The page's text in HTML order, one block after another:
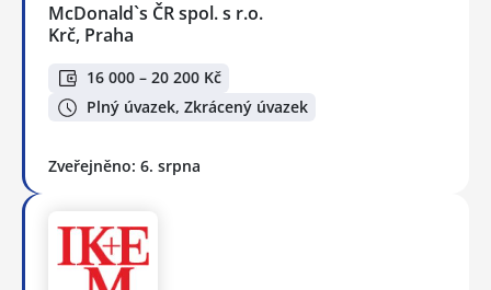
McDonald`s ČR spol. s r.o.
Krč, Praha
16 000 – 20 200 Kč
Plný úvazek, Zkrácený úvazek
Zveřejněno: 6. srpna